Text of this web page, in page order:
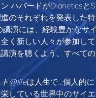
ン ハバードがDianeticsと
のそれぞれを発表した
講演には、経験豊かなサ
く新しい人々が参加し
演を聴くよう、すべて
@lifeは 人生で…個人的に
している世界中のサイ